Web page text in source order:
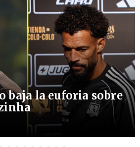
baja la euforia sobre